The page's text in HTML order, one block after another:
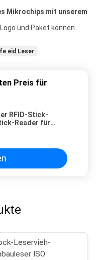
Mikrochips mit unserem
und Paket können
eid Leser
Preis für
RFID-Stick-
Reader für
Leservieh-
ISO